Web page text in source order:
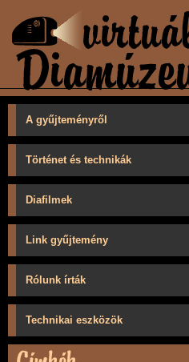
A gyűjteményről
Történet és technikák
Diafilmek
Link gyűjtemény
Rólunk írták
Technikai eszközök